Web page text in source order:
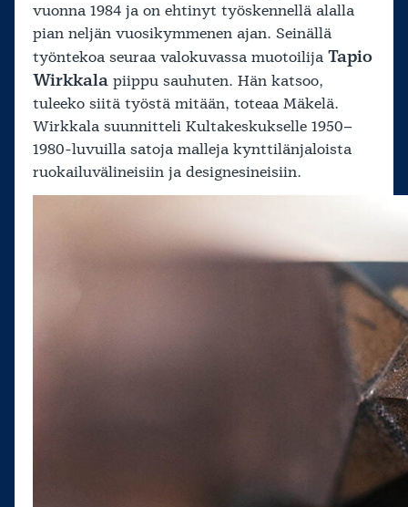
vuonna 1984 ja on ehtinyt työskennellä alalla
pian neljän vuosikymmenen ajan. Seinällä
työntekoa seuraa valokuvassa muotoilija Tapio
Wirkkala piippu sauhuten. Hän katsoo,
tuleeko siitä työstä mitään, toteaa Mäkelä.
Wirkkala suunnitteli Kultakeskukselle 1950–
1980-luvuilla satoja malleja kynttilänjaloista
ruokailuvälineisiin ja designesineisiin.